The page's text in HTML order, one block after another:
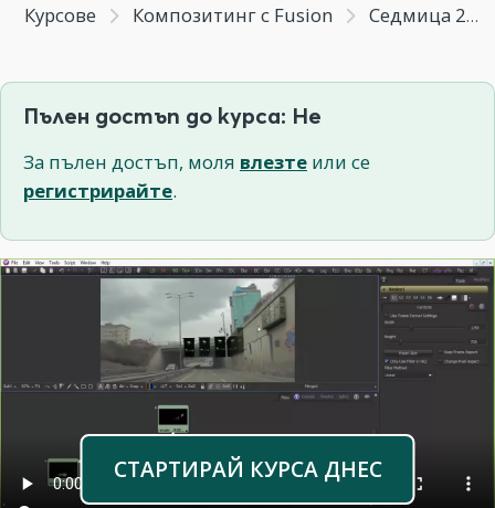
Курсове Композитинг с Fusion Седмица 2 - Композиране на изрендвани 3д елементи с видео
Пълен достъп до курса: Не
За пълен достъп, моля влезте или се
регистрирайте.
СТАРТИРАЙ КУРСА ДНЕС